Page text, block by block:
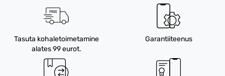
Tasuta kohaletoimetamine
alates 99 eurot.
Garantiiteenus